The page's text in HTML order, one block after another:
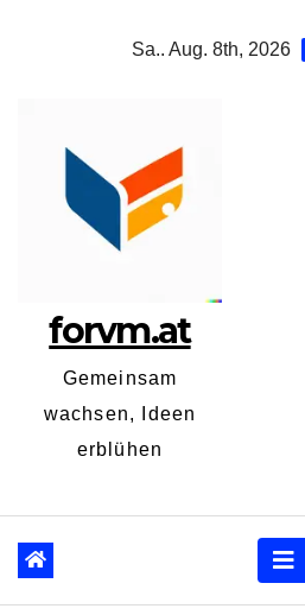
Sa.. Aug. 8th, 2026
forvm.at
Gemeinsam
wachsen, Ideen
erblühen